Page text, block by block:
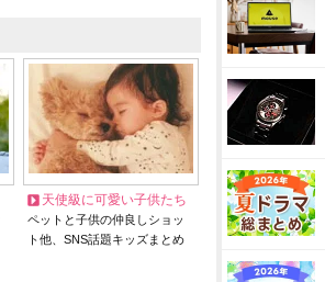
天使級に可愛い子供たち
ペットと子供の仲良しショッ
ト他、SNS話題キッズまとめ